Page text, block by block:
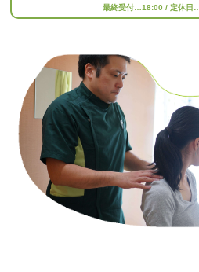
最終受付…18:00 / 定休日